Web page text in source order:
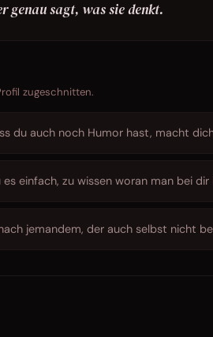
genau sagt, was sie denkt.
zugeschnitten.
du auch noch Humor hast, macht
einfach, zu wissen woran man bei dir
jemandem, der auch selbst nicht